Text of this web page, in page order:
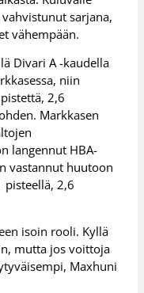
sarjana,
vähempään.
Divari A -kaudella
niin
2,6
Markkasen
langennut HBA-
vastannut huutoon
pisteellä, 2,6
isoin rooli. Kyllä
mutta jos voittoja
Maxhuni